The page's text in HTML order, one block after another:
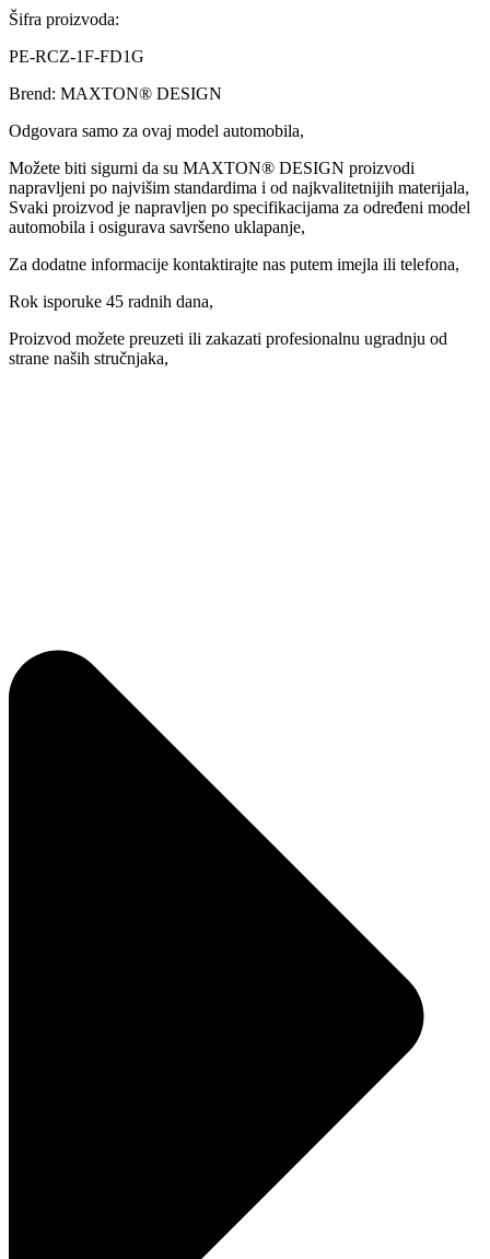
Šifra proizvoda:
PE-RCZ-1F-FD1G
Brend: MAXTON® DESIGN
Odgovara samo za ovaj model automobila,
Možete biti sigurni da su MAXTON® DESIGN proizvodi
napravljeni po najvišim standardima i od najkvalitetnijih materijala,
Svaki proizvod je napravljen po specifikacijama za određeni model
automobila i osigurava savršeno uklapanje,
Za dodatne informacije kontaktirajte nas putem imejla ili telefona,
Rok isporuke 45 radnih dana,
Proizvod možete preuzeti ili zakazati profesionalnu ugradnju od
strane naših stručnjaka,